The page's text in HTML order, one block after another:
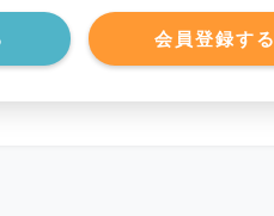
会員登録する